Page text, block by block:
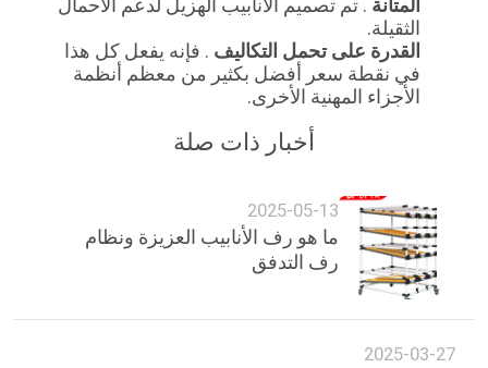
الموقع
PRIVACY
الثقيلة.
القدرة على تحمل التكاليف . فإنه يفعل كل هذا
في نقطة سعر أفضل بكثير من معظم أنظمة
الأجزاء المهنية الأخرى.
أخبار ذات صلة
2025-05-13
ما هو رف الأنابيب العزيزة ونظام
رف التدفق
2025-03-27